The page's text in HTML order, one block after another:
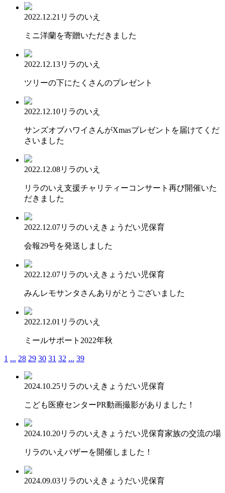
2022.12.21 リラのいえ
ミニ洋蘭を寄贈いただきました
2022.12.13リラのいえ
ツリーの下にたくさんのプレゼント
2022.12.10リラのいえ
サンズオブハワイさんがXmasプレゼントを届けてくだ
さいました
2022.12.08リラのいえ
リラのいえ支援チャリティーコンサート再び開催いた
だきました
2022.12.07リラのいえ きょうだい児保育
会報29号を発送しました
2022.12.07リラのいえ きょうだい児保育
みんレモサンタさんありがとうございました
2022.12.01 リラのいえ
ミールサポート2022年秋
1 ... 28 29 30 31 32 ... 39
2024.10.25リラのいえ きょうだい児保育
こども医療センターPR動画撮影がありました！
2024.10.20リラのいえ きょうだい児保育家族の交流の場
リラのいえバザーを開催しました！
2024.09.03リラのいえ きょうだい児保育